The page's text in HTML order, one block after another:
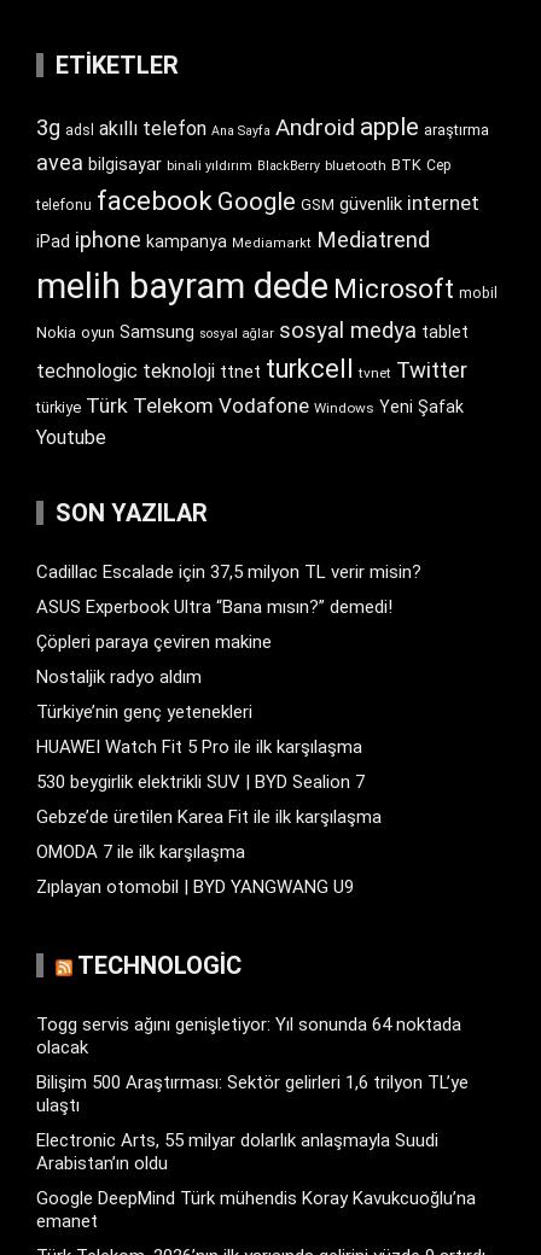
ETIKETLER
3g adsl akıllı telefon Ana Sayfa Android apple araştırma
avea bilgisayar binali yıldırım BlackBerry bluetooth BTK Cep
telefonu facebook Google GSM güvenlik internet
iPad iphone kampanya Mediamarkt Mediatrend
melih bayram dede Microsoft mobil
Nokia oyun Samsung sosyal ağlar sosyal medya tablet
technologic teknoloji ttnet turkcell tvnet Twitter
türkiye Türk Telekom Vodafone Windows Yeni Şafak
Youtube
SON YAZILAR
Cadillac Escalade için 37,5 milyon TL verir misin?
ASUS Experbook Ultra “Bana mısın?” demedi!
Çöpleri paraya çeviren makine
Nostaljik radyo aldım
Türkiye’nin genç yetenekleri
HUAWEI Watch Fit 5 Pro ile ilk karşılaşma
530 beygirlik elektrikli SUV | BYD Sealion 7
Gebze’de üretilen Karea Fit ile ilk karşılaşma
OMODA 7 ile ilk karşılaşma
Zıplayan otomobil | BYD YANGWANG U9
TECHNOLOGIC
Togg servis ağını genişletiyor: Yıl sonunda 64 noktada
olacak
Bilişim 500 Araştırması: Sektör gelirleri 1,6 trilyon TL’ye
ulaştı
Electronic Arts, 55 milyar dolarlık anlaşmayla Suudi
Arabistan’ın oldu
Google DeepMind Türk mühendis Koray Kavukcuoğlu’na
emanet